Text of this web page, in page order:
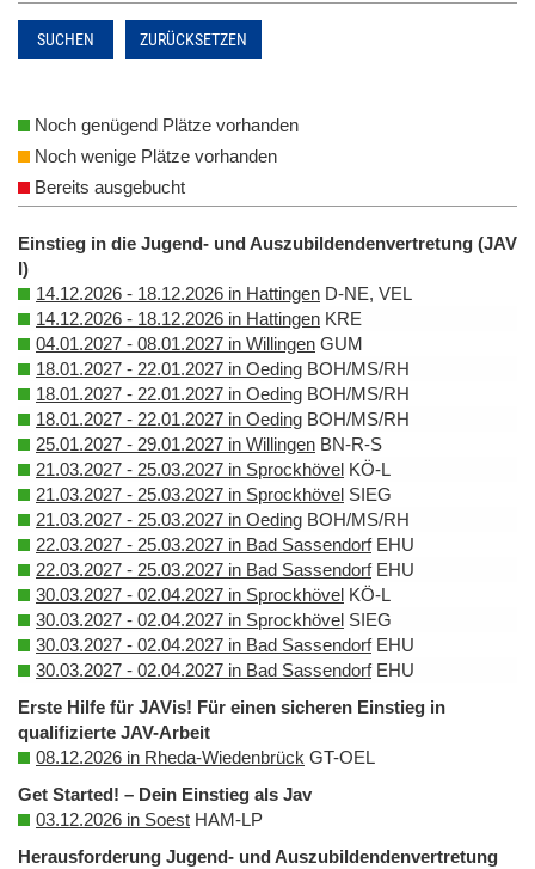
SUCHEN ZURÜCKSETZEN
Noch genügend Plätze vorhanden
Noch wenige Plätze vorhanden
Bereits ausgebucht
Einstieg in die Jugend- und Auszubildendenvertretung (JAV
I)
14.12.2026 - 18.12.2026 in Hattingen D-NE, VEL
14.12.2026 - 18.12.2026 in Hattingen KRE
04.01.2027 - 08.01.2027 in Willingen GUM
18.01.2027 - 22.01.2027 in Oeding BOH/MS/RH
18.01.2027 - 22.01.2027 in Oeding BOH/MS/RH
18.01.2027 - 22.01.2027 in Oeding BOH/MS/RH
25.01.2027 - 29.01.2027 in Willingen BN-R-S
21.03.2027 - 25.03.2027 in Sprockhövel KÖ-L
21.03.2027 - 25.03.2027 in Sprockhövel SIEG
21.03.2027 - 25.03.2027 in Oeding BOH/MS/RH
22.03.2027 - 25.03.2027 in Bad SassendorfEHU
22.03.2027 - 25.03.2027 in Bad SassendorfEHU
30.03.2027 - 02.04.2027 in Sprockhövel KÖ-L
30.03.2027 - 02.04.2027 in Sprockhövel SIEG
30.03.2027 - 02.04.2027 in Bad SassendorfEHU
30.03.2027 - 02.04.2027 in Bad SassendorfEHU
Erste Hilfe für JAVis! Für einen sicheren Einstieg in
qualifizierte JAV-Arbeit
08.12.2026 in Rheda-Wiedenbrück GT-OEL
Get Started! – Dein Einstieg als Jav
03.12.2026 in Soest HAM-LP
Herausforderung Jugend- und Auszubildendenvertretung